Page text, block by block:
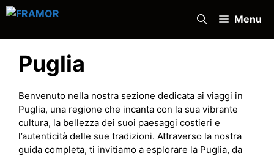
Vai
contenuto
Menu
Puglia
Benvenuto nella nostra sezione dedicata ai viaggi in
Puglia, una regione che incanta con la sua vibrante
cultura, la bellezza dei suoi paesaggi costieri e
l’autenticità delle sue tradizioni. Attraverso la nostra
guida completa, ti invitiamo a esplorare la Puglia, da